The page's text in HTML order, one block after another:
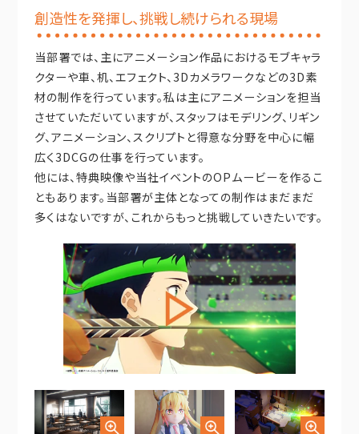
創造性を発揮し、挑戦し続けられる現場
当部署では、主にアニメーション作品におけるモブキャラ
クターや車、机、エフェクト、3Dカメラワークなどの3D素
材の制作を行っています。私は主にアニメーションを担当
させていただいていますが、スタッフはモデリング、リギン
グ、アニメーション、スクリプトと得意な分野を中心に幅
広く3DCGの仕事を行っています。
他には、特典映像や当社イベントのOPムービーを作るこ
ともあります。当部署が主体となっての制作はまだまだ
多くはないですが、これからもっと挑戦していきたいです。